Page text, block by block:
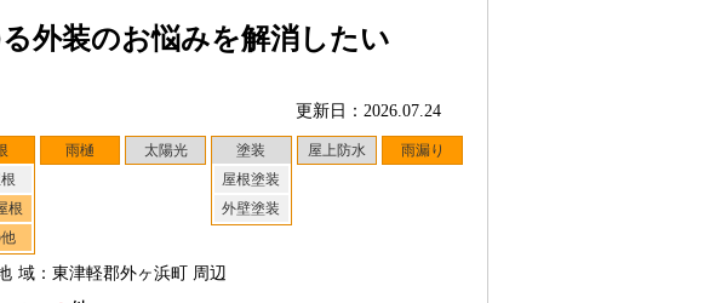
外装のお悩みを解消したい
更新日：2026.07.24
根
雨樋 太陽光
塗装
屋根塗装
外壁塗装
屋上防水 雨漏り
域：東津軽郡外ヶ浜町 周辺